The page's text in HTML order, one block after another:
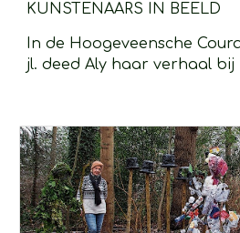
KUNSTENAARS IN BEELD
In de Hoogeveensche
jl. deed Aly haar verhaal bij